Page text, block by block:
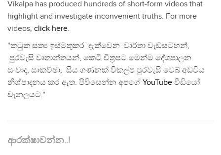
Vikalpa has produced hundreds of short-form videos that
highlight and investigate inconvenient truths. For more
videos, click here.
"කටුක සත්‍ය ඉස්මතුකර දැක්වෙන වාර්තා වැඩසටහන්,
පුරවැසි වෘතාන්තයන්, කෙටි චිත්‍රපට මෙන්ම දේශපාලන
සංවාද, සාකච්ඡා, සිය ගණනක් විකල්ප පුරවැසි වෙබ් අඩවිය
නිශ්පාදනය කර ඇත. පිවිසෙන්න අපගේ YouTube වීඩියෝ
චැනලයට."
ආරක්ෂාවන්න..!